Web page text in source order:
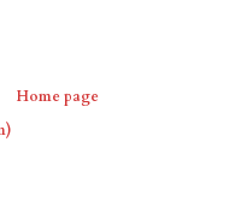
Home page